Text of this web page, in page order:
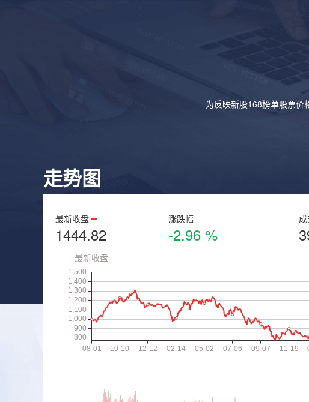
为反映新股168榜单股票价
走势图
最新收盘
1444.82
涨跌幅
-2.96 %